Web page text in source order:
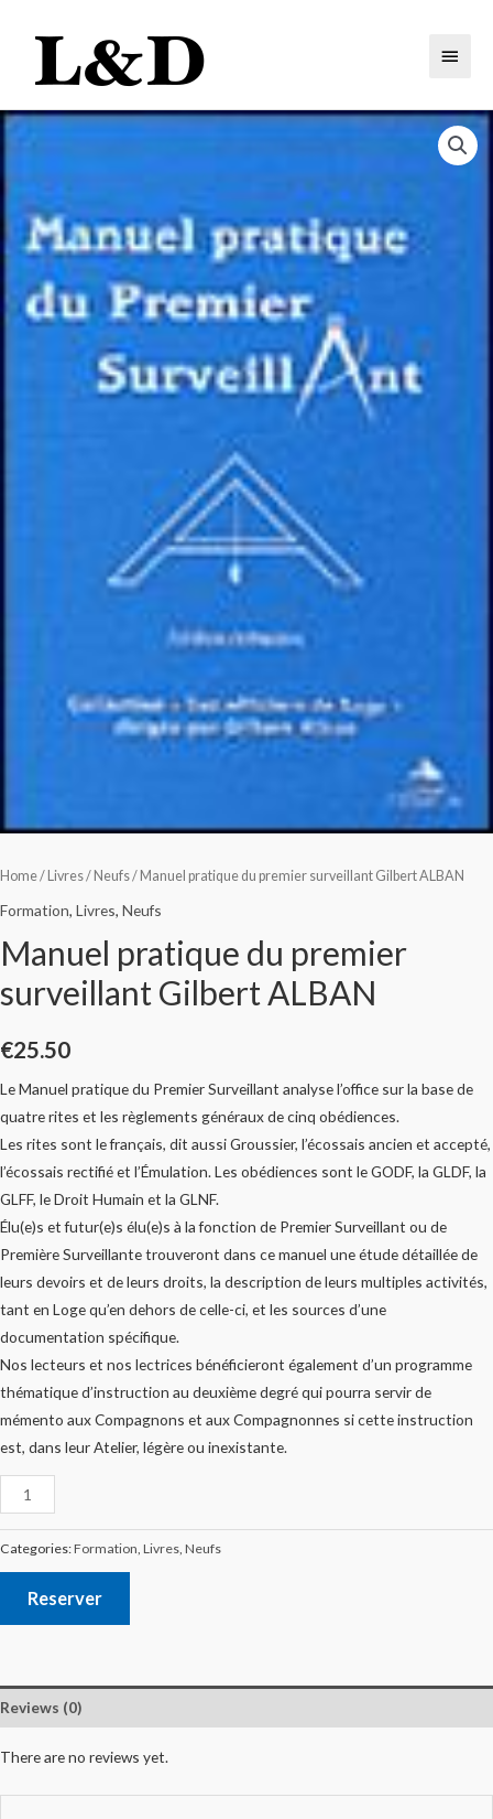
Home/ Livres/ Neufs/ Manuel pratique du premier surveillant Gilbert ALBAN
Formation, Livres, Neufs
Manuel pratique du premier
surveillant Gilbert ALBAN
€25.50
Le Manuel pratique du Premier Surveillant analyse l’office sur la base de
quatre rites et les règlements généraux de cinq obédiences.
Les rites sont le français, dit aussi Groussier, l’écossais ancien et accepté,
l’écossais rectifié et l’Émulation. Les obédiences sont le GODF, la GLDF, la
GLFF, le Droit Humain et la GLNF.
Élu(e)s et futur(e)s élu(e)s à la fonction de Premier Surveillant ou de
Première Surveillante trouveront dans ce manuel une étude détaillée de
leurs devoirs et de leurs droits, la description de leurs multiples activités,
tant en Loge qu’en dehors de celle-ci, et les sources d’une
documentation spécifique.
Nos lecteurs et nos lectrices bénéficieront également d’un programme
thématique d’instruction au deuxième degré qui pourra servir de
mémento aux Compagnons et aux Compagnonnes si cette instruction
est, dans leur Atelier, légère ou inexistante.
Categories:Formation, Livres, Neufs
Reserver
Reviews (0)
There are no reviews yet.